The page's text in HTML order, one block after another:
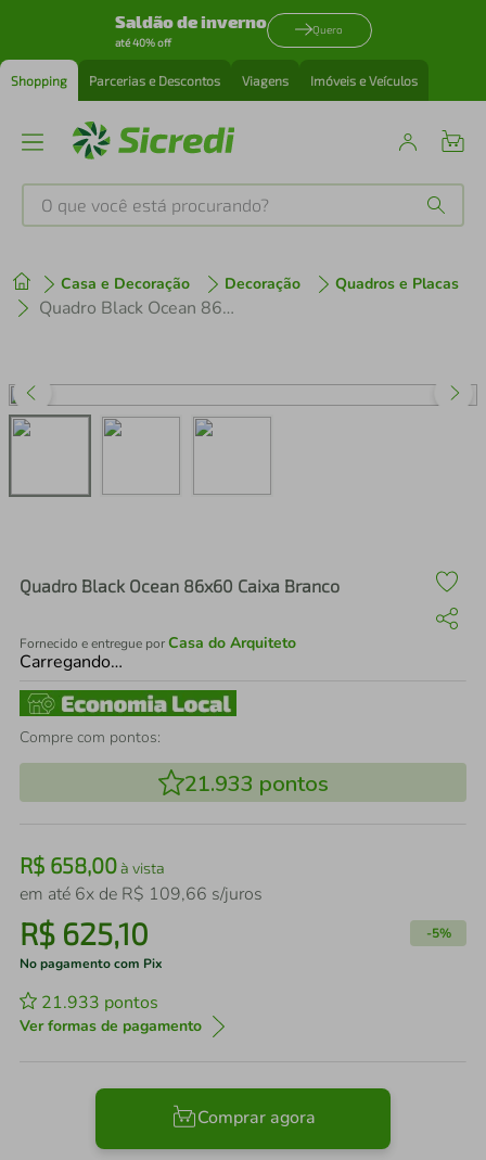
Saldão de inverno
até 40% off
Quero
Shopping Parcerias e Descontos Viagens Imóveis e Veículos
O que você está procurando?
Casa e Decoração Decoração Quadros e Placas
Quadro Black Ocean 86x60 Caixa Branco
Quadro Black Ocean 86x60 Caixa Branco
Fornecido e entregue porCasa do Arquiteto
Carregando…
Compre com pontos:
21.933 pontos
R$ 658,00à vista
em até 6x de R$ 109,66 s/juros
R$ 625,10 -5%
No pagamento com Pix
21.933 pontos
Ver formas de pagamento
Comprar agora
1º tenis
perfume